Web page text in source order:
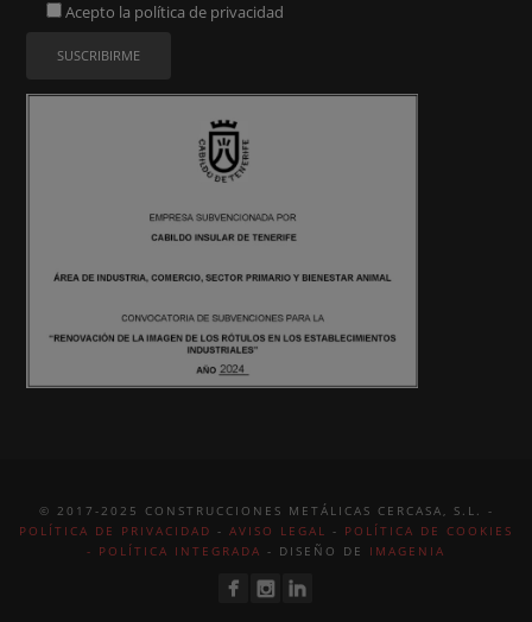
Acepto la política de privacidad
© 2017-2025 CONSTRUCCIONES METÁLICAS CERCASA, S.L. -
POLÍTICA DE PRIVACIDAD - AVISO LEGAL - POLÍTICA DE COOKIES
- POLÍTICA INTEGRADA - DISEÑO DE IMAGENIA